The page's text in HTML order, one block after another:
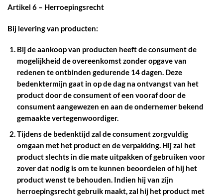
Artikel 6 – Herroepingsrecht
Bij levering van producten:
Bij de aankoop van producten heeft de consument de
mogelijkheid de overeenkomst zonder opgave van
redenen te ontbinden gedurende 14 dagen. Deze
bedenktermijn gaat in op de dag na ontvangst van het
product door de consument of een vooraf door de
consument aangewezen en aan de ondernemer bekend
gemaakte vertegenwoordiger.
Tijdens de bedenktijd zal de consument zorgvuldig
omgaan met het product en de verpakking. Hij zal het
product slechts in die mate uitpakken of gebruiken voor
zover dat nodig is om te kunnen beoordelen of hij het
product wenst te behouden. Indien hij van zijn
herroepingsrecht gebruik maakt, zal hij het product met